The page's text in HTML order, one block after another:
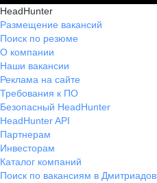
HeadHunter
Размещение вакансий
Поиск по резюме
О компании
Наши вакансии
Реклама на сайте
Требования к ПО
Безопасный HeadHunter
HeadHunter API
Партнерам
Инвесторам
Каталог компаний
Поиск по вакансиям в